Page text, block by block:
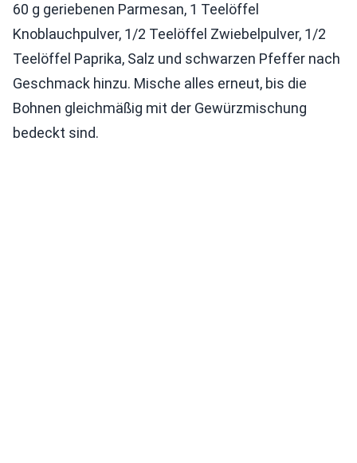
60 g geriebenen Parmesan, 1 Teelöffel
Knoblauchpulver, 1/2 Teelöffel Zwiebelpulver, 1/2
Teelöffel Paprika, Salz und schwarzen Pfeffer nach
Geschmack hinzu. Mische alles erneut, bis die
Bohnen gleichmäßig mit der Gewürzmischung
bedeckt sind.